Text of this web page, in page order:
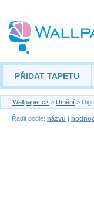
PŘIDAT TAPETU
Wallpaper.cz > Umění >
Řadit podle: názvu |